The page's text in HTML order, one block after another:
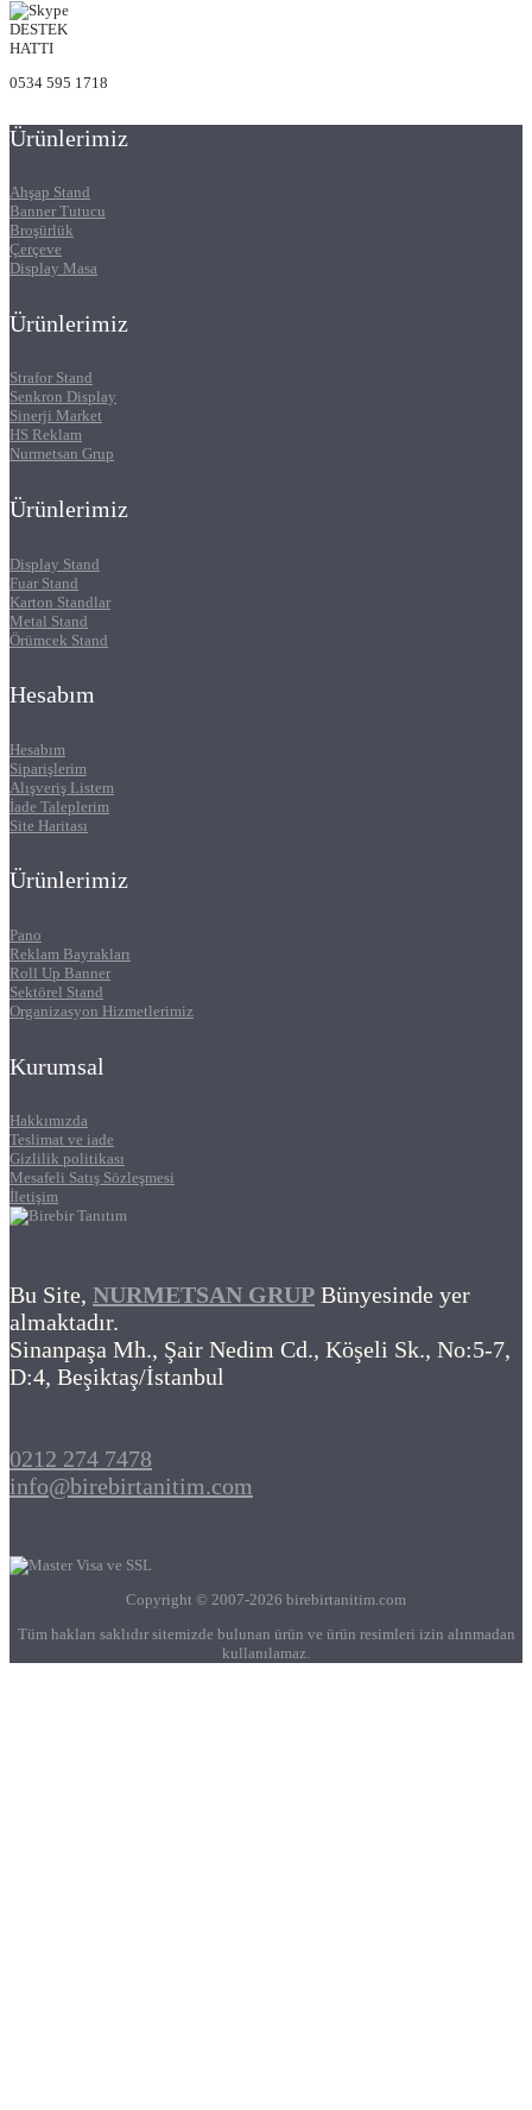
DESTEK
HATTI
0534 595 1718
Ürünlerimiz
Ahşap Stand
Banner Tutucu
Broşürlük
Çerçeve
Display Masa
Ürünlerimiz
Strafor Stand
Senkron Display
Sinerji Market
HS Reklam
Nurmetsan Grup
Ürünlerimiz
Display Stand
Fuar Stand
Karton Standlar
Metal Stand
Örümcek Stand
Hesabım
Hesabım
Siparişlerim
Alışveriş Listem
İade Taleplerim
Site Haritası
Ürünlerimiz
Pano
Reklam Bayrakları
Roll Up Banner
Sektörel Stand
Organizasyon Hizmetlerimiz
Kurumsal
Hakkımızda
Teslimat ve iade
Gizlilik politikası
Mesafeli Satış Sözleşmesi
İletişim
Bu Site, NURMETSAN GRUP Bünyesinde yer
almaktadır.
Sinanpaşa Mh., Şair Nedim Cd., Köşeli Sk., No:5-7,
D:4, Beşiktaş/İstanbul
0212 274 7478
info@birebirtanitim.com
Copyright © 2007-2026 birebirtanitim.com
Tüm hakları saklıdır sitemizde bulunan ürün ve ürün resimleri izin alınmadan
kullanılamaz.